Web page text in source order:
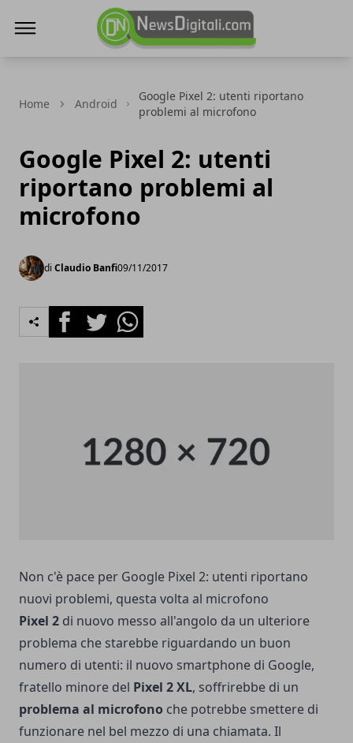
Home Android
Google Pixel 2: utenti riportano
problemi al microfono
Google Pixel 2: utenti
riportano problemi al
microfono
di Claudio Banfi09/11/2017
FacebookTwitterWhatsapp
Non c'è pace per Google Pixel 2: utenti riportano
nuovi problemi, questa volta al microfono
Pixel 2 di nuovo messo all'angolo da un ulteriore
problema che starebbe riguardando un buon
numero di utenti: il nuovo smartphone di Google,
fratello minore del Pixel 2 XL, soffrirebbe di un
problema al microfono che potrebbe smettere di
funzionare nel bel mezzo di una chiamata. Il